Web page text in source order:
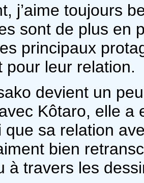
j’aime toujours
sont de plus en
principaux
pour leur relation.
devient un
Kôtaro, elle
que sa relation
bien
à travers les